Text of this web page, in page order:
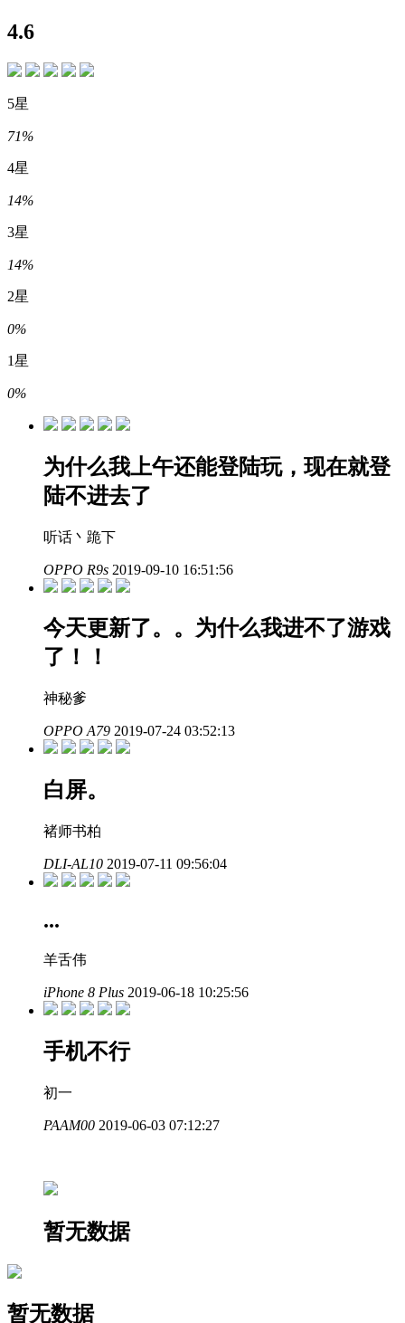
4.6
5星
71%
4星
14%
3星
14%
2星
0%
1星
0%
为什么我上午还能登陆玩，现在就登
陆不进去了
听话丶跪下
OPPO R9s 2019-09-10 16:51:56
今天更新了。。为什么我进不了游戏
了！！
神秘爹
OPPO A79 2019-07-24 03:52:13
白屏。
褚师书柏
DLI-AL10 2019-07-11 09:56:04
...
羊舌伟
iPhone 8 Plus 2019-06-18 10:25:56
手机不行
初一
PAAM00 2019-06-03 07:12:27
暂无数据
暂无数据